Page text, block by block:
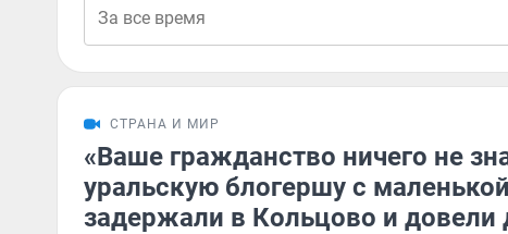
СТРАНА И МИР
«Ваше гражданство ничего не
уральскую блогершу с
задержали в Кольцово и довели